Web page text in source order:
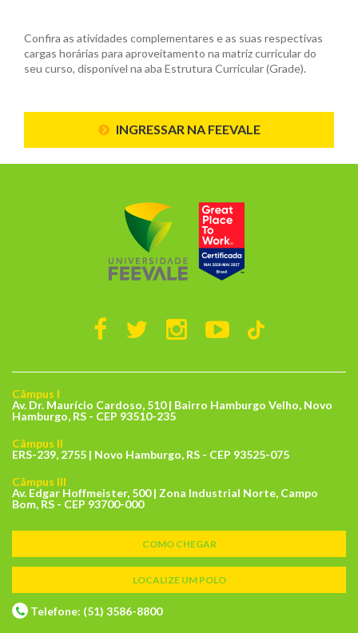
Confira as atividades complementares e as suas respectivas
cargas horárias para aproveitamento na matriz curricular do
seu curso, disponível na aba Estrutura Curricular (Grade).
INGRESSAR NA FEEVALE
Câmpus I
Av. Dr. Maurício Cardoso, 510 | Bairro Hamburgo Velho, Novo
Hamburgo, RS - CEP 93510-235
Câmpus II
ERS-239, 2755 | Novo Hamburgo, RS - CEP 93525-075
Câmpus III
Av. Edgar Hoffmeister, 500 | Zona Industrial Norte, Campo
Bom, RS - CEP 93700-000
COMO CHEGAR
LOCALIZE UM POLO
Telefone: (51) 3586-8800